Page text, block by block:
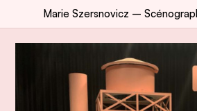
Marie Szersnovicz –